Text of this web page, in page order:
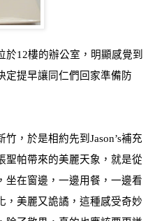
於12樓的辦公室，明顯感覺到
定提早讓同仁們回家準備防
竹，於是相約先到 Jason’s補充
聖帕帶來的美麗天象，就是從
坐在窗邊，一邊用餐，一邊看
，美麗又詭譎，這種感受奇妙